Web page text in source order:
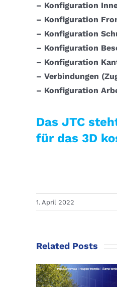
– Konfiguration
– Konfiguration
– Konfiguration
– Konfiguration
– Konfiguration
– Verbindungen
– Konfiguration
Das JTC
für das 3D
1. April 2022
Related Posts